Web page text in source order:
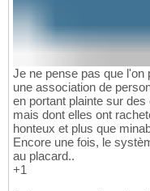
Je ne pense pas que
une association de
en portant plainte sur
mais dont elles ont
honteux et plus que
Encore une fois, le
au placard..
+1